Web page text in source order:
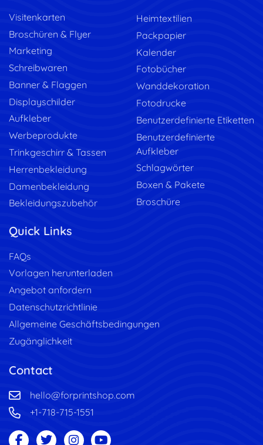
Visitenkarten
Broschüren & Flyer
Marketing
Schreibwaren
Banner & Flaggen
Displayschilder
Aufkleber
Werbeprodukte
Trinkgeschirr & Tassen
Herrenbekleidung
Damenbekleidung
Bekleidungszubehör
Heimtextilien
Packpapier
Kalender
Fotobücher
Wanddekoration
Fotodrucke
Benutzerdefinierte Etiketten
Benutzerdefinierte
Aufkleber
Schlagwörter
Boxen & Pakete
Broschüre
Quick Links
FAQs
Vorlagen herunterladen
Angebot anfordern
Datenschutzrichtlinie
Allgemeine Geschäftsbedingungen
Zugänglichkeit
Contact
hello@forprintshop.com
+1-718-715-1551